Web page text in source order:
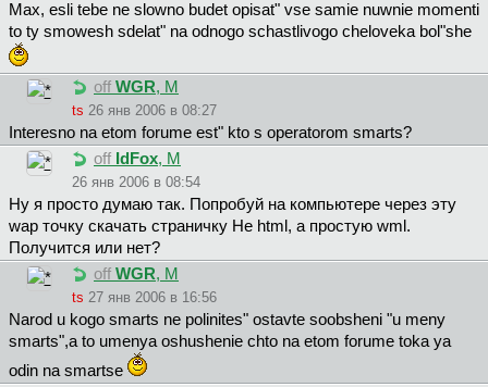
Max, esli tebe ne slowno budet opisat" vse samie nuwnie momenti
to ty smowesh sdelat" na odnogo schastlivogo cheloveka bol"she
off WGR, М
ts 26 янв 2006 в 08:27
Interesno na etom forume est" kto s operatorom smarts?
off IdFox, М
26 янв 2006 в 08:54
Ну я просто думаю так. Попробуй на компьютере через эту
wap точку скачать страничку Не html, а простую wml.
Получится или нет?
off WGR, М
ts 27 янв 2006 в 16:56
Narod u kogo smarts ne polinites" ostavte soobsheni "u meny
smarts",a to umenya oshushenie chto na etom forume toka ya
odin na smartse